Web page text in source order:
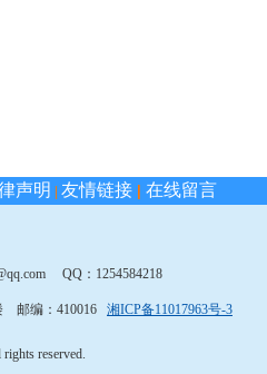
声明 | 友情链接 在线留言
QQ：1254584218
邮编：410016 湘ICP备11017963号-3
reserved.